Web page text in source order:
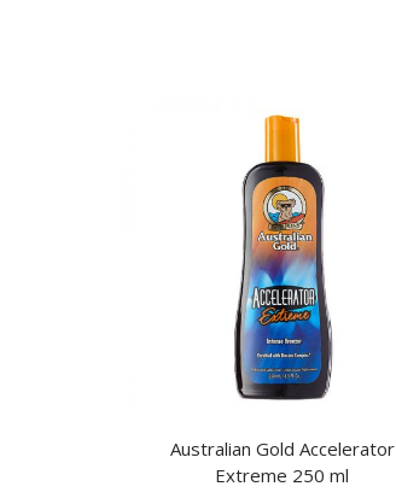
Australian Gold Accelerator
Extreme 250 ml